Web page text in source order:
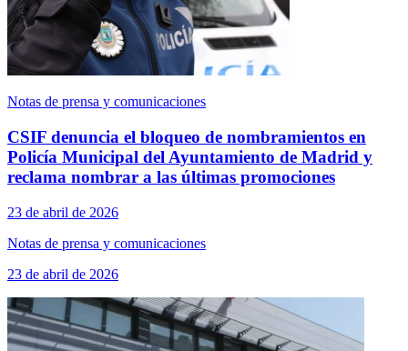
Notas de prensa y comunicaciones
CSIF denuncia el bloqueo de nombramientos en
Policía Municipal del Ayuntamiento de Madrid y
reclama nombrar a las últimas promociones
23 de abril de 2026
Notas de prensa y comunicaciones
23 de abril de 2026